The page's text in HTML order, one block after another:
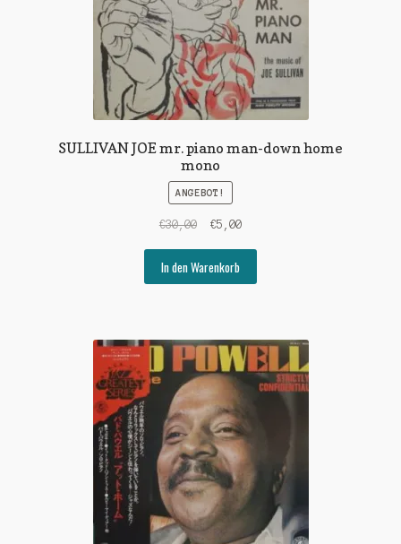
SULLIVAN JOE mr. piano man-down home
mono
ANGEBOT!
€30,00
Ursprünglicher
war:
€30,00
€5,00Aktueller
€5,00.
In den Warenkorb